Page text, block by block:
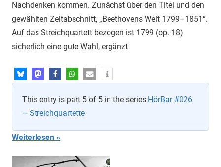
Nachdenken kommen. Zunächst über den Titel und den
gewählten Zeitabschnitt, „Beethovens Welt 1799–1851“.
Auf das Streichquartett bezogen ist 1799 (op. 18)
sicherlich eine gute Wahl, ergänzt
This entry is part 5 of 5 in the series HörBar #026
– Streichquartette
Weiterlesen